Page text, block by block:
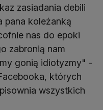
zasiadania debili
pana koleżanką
nas do epoki
zabronią nam
gonią idiotyzmy" -
których
wszystkich